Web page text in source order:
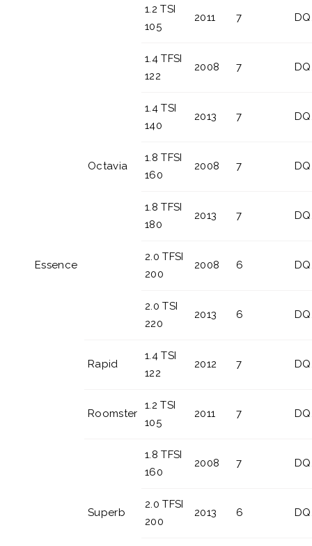
Essence
Octavia
1.2 TSI
105
2011 7
1.4 TFSI
122
2008 7
1.4 TSI
140
2013 7
1.8 TFSI
160
2008 7
1.8 TFSI
180
2013 7
2.0 TFSI
200
2008 6
2.0 TSI
220
2013 6
Rapid
1.4 TSI
122
2012 7
Roomster
1.2 TSI
105
2011 7
Superb
1.8 TFSI
160
2008 7
2.0 TFSI
200
2013 6